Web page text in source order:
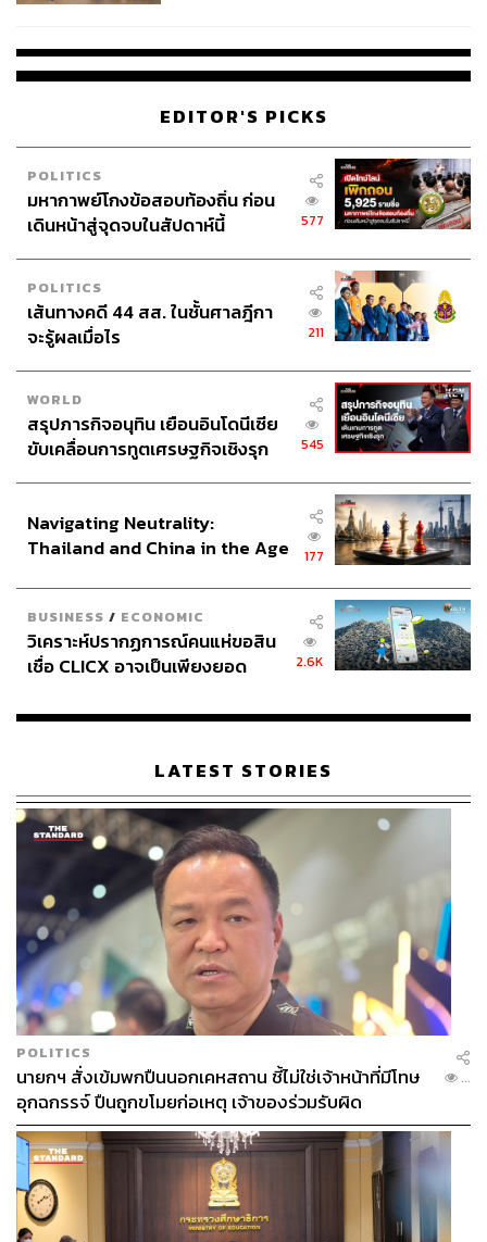
EDITOR'S PICKS
POLITICS
มหากาพย์โกงข้อสอบท้องถิ่น ก่อน
เดินหน้าสู่จุดจบในสัปดาห์นี้
577
POLITICS
เส้นทางคดี 44 สส. ในชั้นศาลฎีกา
จะรู้ผลเมื่อไร
211
WORLD
สรุปภารกิจอนุทิน เยือนอินโดนีเซีย
ขับเคลื่อนการทูตเศรษฐกิจเชิงรุก
545
Navigating Neutrality:
Thailand and China in the Age
177
BUSINESS / ECONOMIC
วิเคราะห์ปรากฏการณ์คนแห่ขอสิน
เชื่อ CLICX อาจเป็นเพียงยอด
เรือนไทยที่ถูกซุกไว้
2.6K
LATEST STORIES
POLITICS
นายกฯ สั่งเข้มพกปืนนอกเคหสถาน ชี้ไม่ใช่เจ้าหน้าที่มีโทษ
อุกฉกรรจ์ ปืนถูกขโมยก่อเหตุ เจ้าของร่วมรับผิด
...